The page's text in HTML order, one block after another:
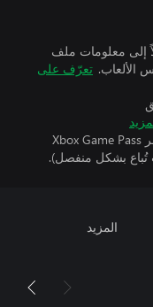
إلى معلومات ملف
تعرّف على
تتطلب اللعبة متعددة اللاعبين عبر الإنترنت توفر Xbox Game Pass
المزيد